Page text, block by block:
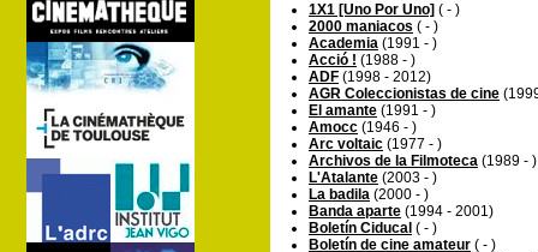
1X1 [Uno Por Uno] ( - )
2000 maniacos ( - )
Academia (1991 - )
Acció ! (1988 - )
ADF (1998 - 2012)
AGR Coleccionistas de cine
El amante (1991 - )
Amocc (1946 - )
Arc voltaic (1977 - )
Archivos de la Filmoteca (1989 - )
L'Atalante (2003 - )
La badila (2000 - )
Banda aparte (1994 - 2001)
Boletín Ciducal ( - )
Boletín de cine amateur ( - )